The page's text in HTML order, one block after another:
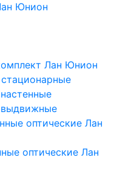
Юнион
Лан Юнион
оптические Лан
оптические Лан